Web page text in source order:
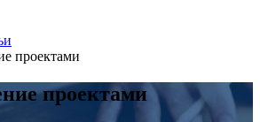
проектами
проектами